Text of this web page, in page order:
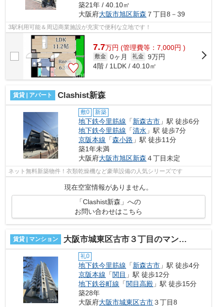
築21年 / 40.10㎡
大阪府大阪市旭区新森 ７丁目8－39
3駅利用可能＆周辺商業施設が充実で便利な立地です！
7.7万円 (管理費等：7,000円 )
敷金 0ヶ月 礼金 9万円
4階 / 1LDK / 40.10㎡
賃貸 | アパート Clashist新森
敷0 新築
地下鉄今里筋線 「新森古市 」駅 徒歩6分
地下鉄今里筋線 「清水 」駅 徒歩7分
京阪本線 「森小路 」駅 徒歩11分
築1年未満
大阪府大阪市旭区新森 ４丁目未定
ネット無料新築物件！衣類乾燥機など豪華設備の人気シリーズです
現在空室情報がありません。
「Clashist新森」への
お問い合わせはこちら
賃貸 | マンション 大阪市城東区古市３丁目のマンション
礼0
地下鉄今里筋線 「新森古市 」駅 徒歩4分
京阪本線 「関目 」駅 徒歩12分
地下鉄谷町線 「関目高殿 」駅 徒歩15分
築28年
大阪府大阪市城東区古市３丁目8